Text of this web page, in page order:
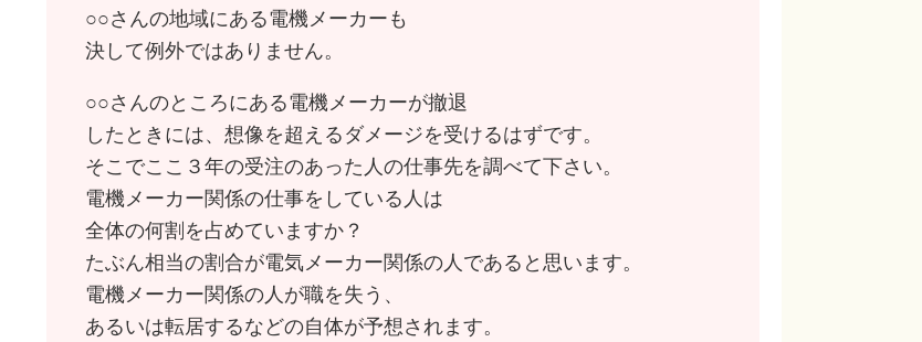
○○さんの地域にある電機メーカーも
決して例外ではありません。
○○さんのところにある電機メーカーが撤退
したときには、想像を超えるダメージを受けるはずです。
そこでここ３年の受注のあった人の仕事先を調べて下さい。
電機メーカー関係の仕事をしている人は
全体の何割を占めていますか？
たぶん相当の割合が電気メーカー関係の人であると思います。
電機メーカー関係の人が職を失う、
あるいは転居するなどの自体が予想されます。